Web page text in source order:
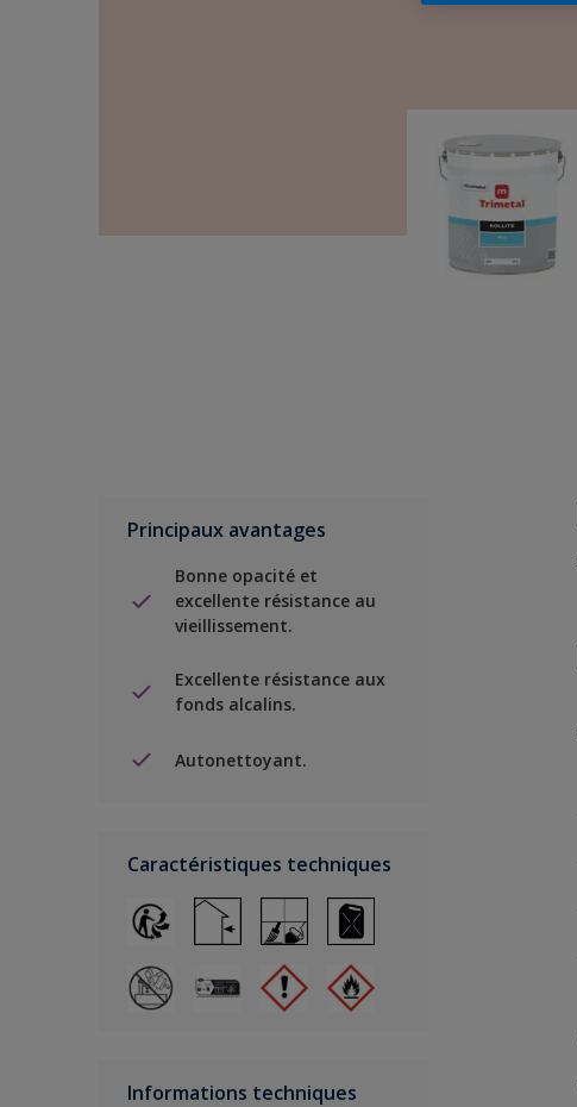
Principaux avantages
Bonne opacité et
excellente résistance au
vieillissement.
Excellente résistance aux
fonds alcalins.
Autonettoyant.
Caractéristiques techniques
Informations techniques